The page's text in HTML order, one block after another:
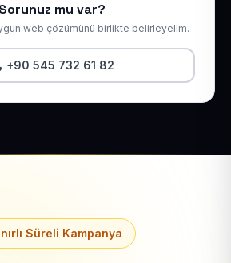
Sorunuz mu var?
web çözümünü birlikte belirleyelim.
+90 545 732 61 82
Süreli Kampanya